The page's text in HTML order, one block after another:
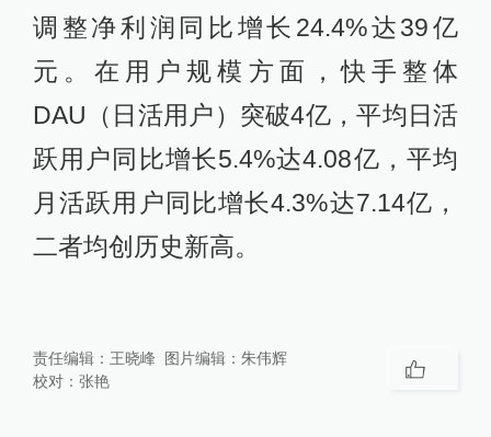
调整净利润同比增长24.4%达39亿
元。在用户规模方面，快手整体
DAU（日活用户）突破4亿，平均日活
跃用户同比增长5.4%达4.08亿，平均
月活跃用户同比增长4.3%达7.14亿，
二者均创历史新高。
责任编辑： 王晓峰 图片编辑： 朱伟辉
校对： 张艳